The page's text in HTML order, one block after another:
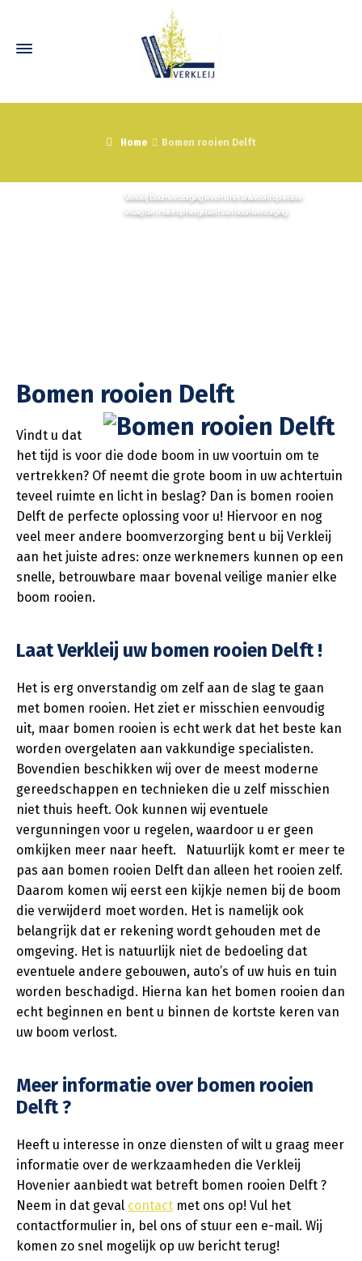
Home Bomen rooien Delft
Wij staan graag voor u klaar!
Neem vrijblijvend contact met ons op
Bomen rooien Delft
Vindt u dat
het tijd is voor die dode boom in uw voortuin om te
vertrekken? Of neemt die grote boom in uw achtertuin
teveel ruimte en licht in beslag? Dan is bomen rooien
Delft de perfecte oplossing voor u! Hiervoor en nog
veel meer andere boomverzorging bent u bij Verkleij
aan het juiste adres: onze werknemers kunnen op een
snelle, betrouwbare maar bovenal veilige manier elke
boom rooien.
Laat Verkleij uw bomen rooien Delft !
Het is erg onverstandig om zelf aan de slag te gaan
met bomen rooien. Het ziet er misschien eenvoudig
uit, maar bomen rooien is echt werk dat het beste kan
worden overgelaten aan vakkundige specialisten.
Bovendien beschikken wij over de meest moderne
gereedschappen en technieken die u zelf misschien
niet thuis heeft. Ook kunnen wij eventuele
vergunningen voor u regelen, waardoor u er geen
omkijken meer naar heeft. Natuurlijk komt er meer te
pas aan bomen rooien Delft dan alleen het rooien zelf.
Daarom komen wij eerst een kijkje nemen bij de boom
die verwijderd moet worden. Het is namelijk ook
belangrijk dat er rekening wordt gehouden met de
omgeving. Het is natuurlijk niet de bedoeling dat
eventuele andere gebouwen, auto’s of uw huis en tuin
worden beschadigd. Hierna kan het bomen rooien dan
echt beginnen en bent u binnen de kortste keren van
uw boom verlost.
Meer informatie over bomen rooien
Delft ?
Heeft u interesse in onze diensten of wilt u graag meer
informatie over de werkzaamheden die Verkleij
Hovenier aanbiedt wat betreft bomen rooien Delft ?
Neem in dat geval contact met ons op! Vul het
contactformulier in, bel ons of stuur een e-mail. Wij
komen zo snel mogelijk op uw bericht terug!